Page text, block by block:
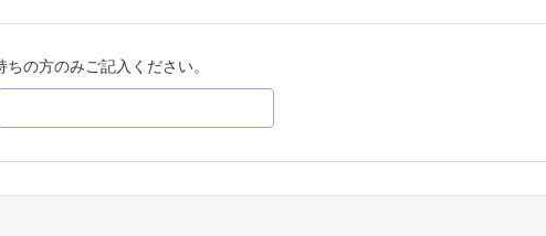
ちの方のみご記入ください。